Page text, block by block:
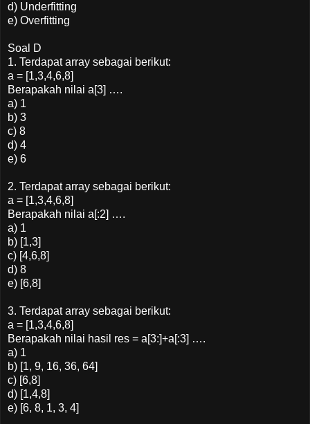
d) Underfitting
e) Overfitting
Soal D
1. Terdapat array sebagai berikut:
a = [1,3,4,6,8]
Berapakah nilai a[3] ….
a) 1
b) 3
c) 8
d) 4
e) 6
2. Terdapat array sebagai berikut:
a = [1,3,4,6,8]
Berapakah nilai a[:2] ….
a) 1
b) [1,3]
c) [4,6,8]
d) 8
e) [6,8]
3. Terdapat array sebagai berikut:
a = [1,3,4,6,8]
Berapakah nilai hasil res = a[3:]+a[:3] ….
a) 1
b) [1, 9, 16, 36, 64]
c) [6,8]
d) [1,4,8]
e) [6, 8, 1, 3, 4]